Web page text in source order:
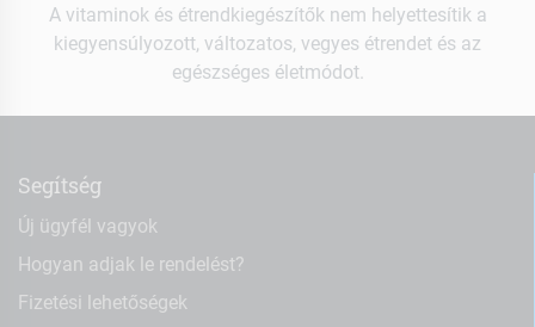
A vitaminok és étrendkiegészítők nem helyettesítik a
kiegyensúlyozott, változatos, vegyes étrendet és az
egészséges életmódot.
Segítség
Új ügyfél vagyok
Hogyan adjak le rendelést?
Fizetési lehetőségek